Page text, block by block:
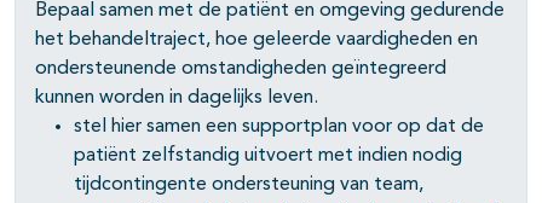
Bepaal samen met de patiënt en omgeving gedurende
het behandeltraject, hoe geleerde vaardigheden en
ondersteunende omstandigheden geïntegreerd
kunnen worden in dagelijks leven.
stel hier samen een supportplan voor op dat de
patiënt zelfstandig uitvoert met indien nodig
tijdcontingente ondersteuning van team,